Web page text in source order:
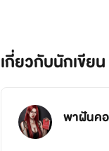
เกี่ยวกับนักเขียน
พาฝันค